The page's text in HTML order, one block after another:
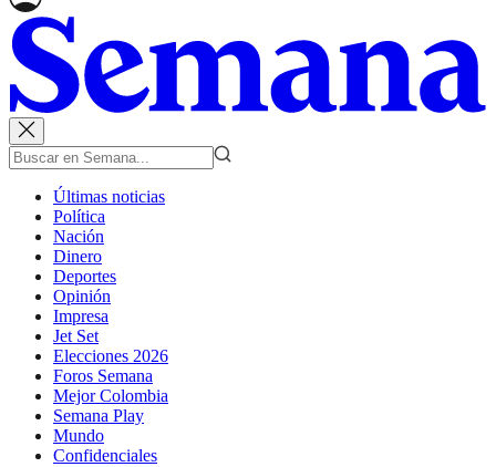
Últimas noticias
Política
Nación
Dinero
Deportes
Opinión
Impresa
Jet Set
Elecciones 2026
Foros Semana
Mejor Colombia
Semana Play
Mundo
Confidenciales